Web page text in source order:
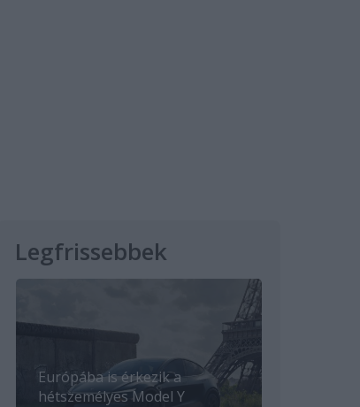
Legfrissebbek
Európába is érkezik a
hétszemélyes Model Y